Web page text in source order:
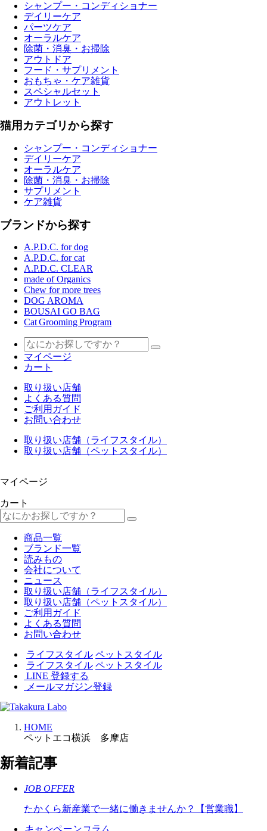
シャンプー・コンディショナー
デイリーケア
パーツケア
オーラルケア
除菌・消臭・お掃除
アウトドア
フード・サプリメント
おもちゃ・ケア雑貨
スペシャルセット
アウトレット
猫用カテゴリから探す
シャンプー・コンディショナー
デイリーケア
オーラルケア
除菌・消臭・お掃除
サプリメント
ケア雑貨
ブランドから探す
A.P.D.C. for dog
A.P.D.C. for cat
A.P.D.C. CLEAR
made of Organics
Chew for more trees
DOG AROMA
BOUSAI GO BAG
Cat Grooming Program
マイページ
カート
取り扱い店舗
よくある質問
ご利用ガイド
お問い合わせ
取り扱い店舗（ライフスタイル）
取り扱い店舗（ペットスタイル）
マイページ
カート
商品一覧
ブランド一覧
読みもの
会社について
ニュース
取り扱い店舗（ライフスタイル）
取り扱い店舗（ペットスタイル）
ご利用ガイド
よくある質問
お問い合わせ
ライフスタイル ペットスタイル
ライフスタイル ペットスタイル
LINE 登録する
メールマガジン登録
HOME
ペットエコ横浜 多摩店
新着記事
JOB OFFER
たかくら新産業で一緒に働きませんか？【営業職】
キャンペーンコラム